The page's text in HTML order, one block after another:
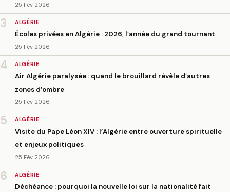
25 Fév 2026
3 ALGÉRIE
Écoles privées en Algérie : 2026, l’année du grand tournant
25 Fév 2026
4 ALGÉRIE
Air Algérie paralysée : quand le brouillard révèle d’autres
zones d’ombre
25 Fév 2026
5 ALGÉRIE
Visite du Pape Léon XIV : l’Algérie entre ouverture spirituelle
et enjeux politiques
25 Fév 2026
6 ALGÉRIE
Déchéance : pourquoi la nouvelle loi sur la nationalité fait